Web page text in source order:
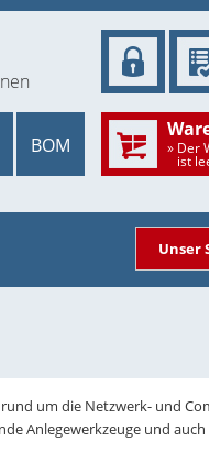
Unser
um die Netzwerk- und
Anlegewerkzeuge und
» Der
ist
BOM